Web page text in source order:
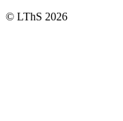
© LThS 2026